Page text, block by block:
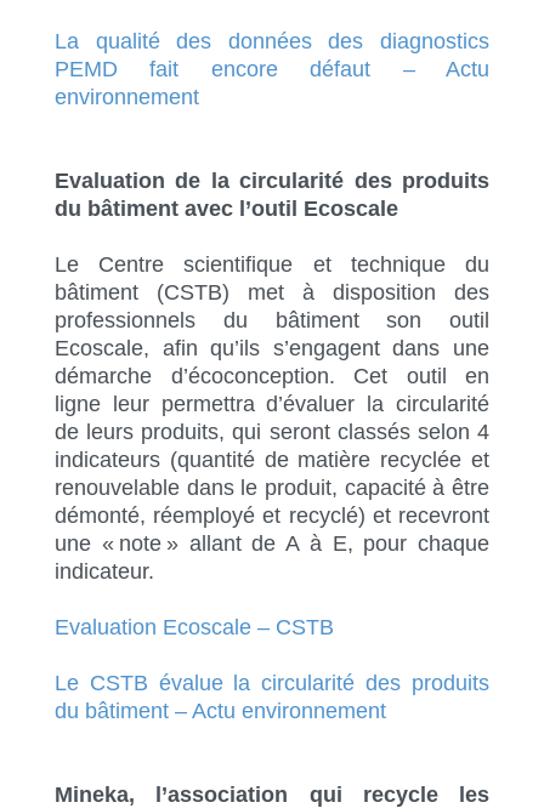
La qualité des données des diagnostics
PEMD fait encore défaut – Actu
environnement
Evaluation de la circularité des produits
du bâtiment avec l’outil Ecoscale
Le Centre scientifique et technique du
bâtiment (CSTB) met à disposition des
professionnels du bâtiment son outil
Ecoscale, afin qu’ils s’engagent dans une
démarche d’écoconception. Cet outil en
ligne leur permettra d’évaluer la circularité
de leurs produits, qui seront classés selon 4
indicateurs (quantité de matière recyclée et
renouvelable dans le produit, capacité à être
démonté, réemployé et recyclé) et recevront
une « note » allant de A à E, pour chaque
indicateur.
Evaluation Ecoscale – CSTB
Le CSTB évalue la circularité des produits
du bâtiment – Actu environnement
Mineka, l’association qui recycle les